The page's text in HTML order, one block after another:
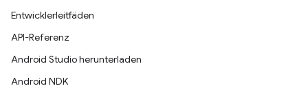
Entwicklerleitfäden
API-Referenz
Android Studio herunterladen
Android NDK